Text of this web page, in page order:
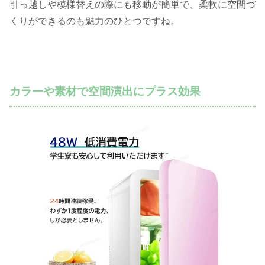
引っ越しや模様替えの際にも移動が簡単で、柔軟に空間づ
くりができるのも魅力のひとつですね。
カラーや素材で空間演出にプラス効果